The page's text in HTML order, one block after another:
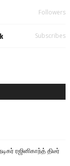
Followers
Subscribes
ரஜினிகாந்த் திடீர்